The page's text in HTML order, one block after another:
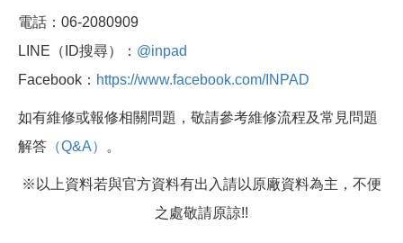
電話：06-2080909
LINE（ID搜尋）： @inpad
Facebook： https://www.facebook.com/INPAD
如有維修或報修相關問題，敬請參考維修流程及常見問題
解答 （Q&A） 。
※以上資料若與官方資料有出入請以原廠資料為主，不便
之處敬請原諒!!